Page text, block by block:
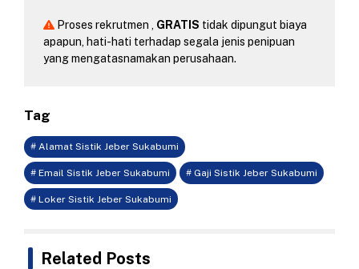
Proses rekrutmen , GRATIS tidak dipungut biaya
apapun, hati-hati terhadap segala jenis penipuan
yang mengatasnamakan perusahaan.
Tag
# Alamat Sistik Jeber Sukabumi
# Email Sistik Jeber Sukabumi # Gaji Sistik Jeber Sukabumi
# Loker Sistik Jeber Sukabumi
Related Posts